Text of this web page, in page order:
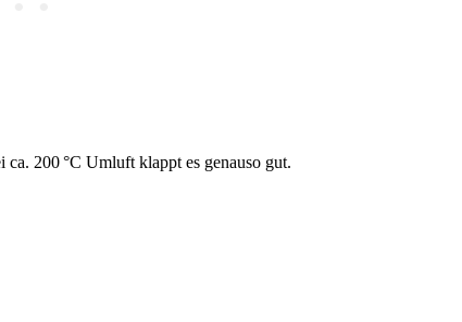
200 °C Umluft klappt es genauso gut.